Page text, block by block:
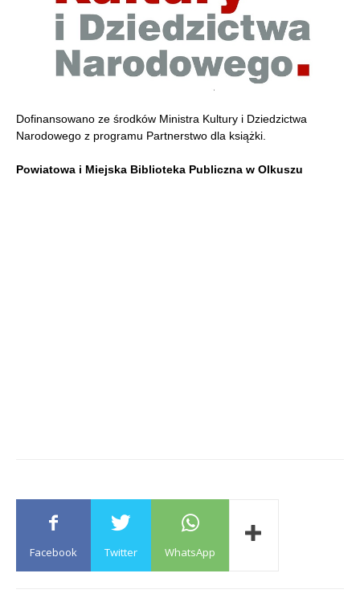
Dofinansowano ze środków Ministra Kultury i Dziedzictwa
Narodowego z programu Partnerstwo dla książki.
Powiatowa i Miejska Biblioteka Publiczna w Olkuszu
Facebook Twitter WhatsApp